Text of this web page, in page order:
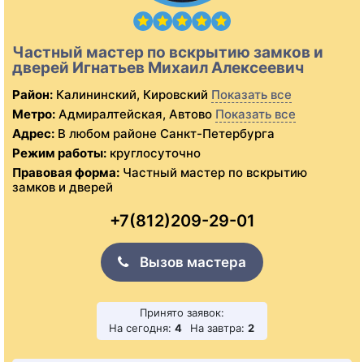
Частный мастер по вскрытию замков и
дверей Игнатьев Михаил Алексеевич
Район: Калининский, Кировский Показать все
Метро: Адмиралтейская, Автово Показать все
Адрес: В любом районе Санкт-Петербурга
Режим работы: круглосуточно
Правовая форма: Частный мастер по вскрытию
замков и дверей
+7(812)209-29-01
Вызов мастера
Принято заявок:
На сегодня: 4 На завтра: 2